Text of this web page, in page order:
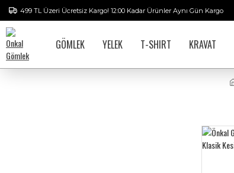
499 TL Üzeri Ücretsiz Kargo! 12:00 Kadar Ürünler Aynı Gün Kargo
GÖMLEK YELEK T-SHIRT KRAVAT